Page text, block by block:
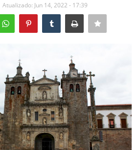
Atualizado: Jun 14, 2022 - 17:39